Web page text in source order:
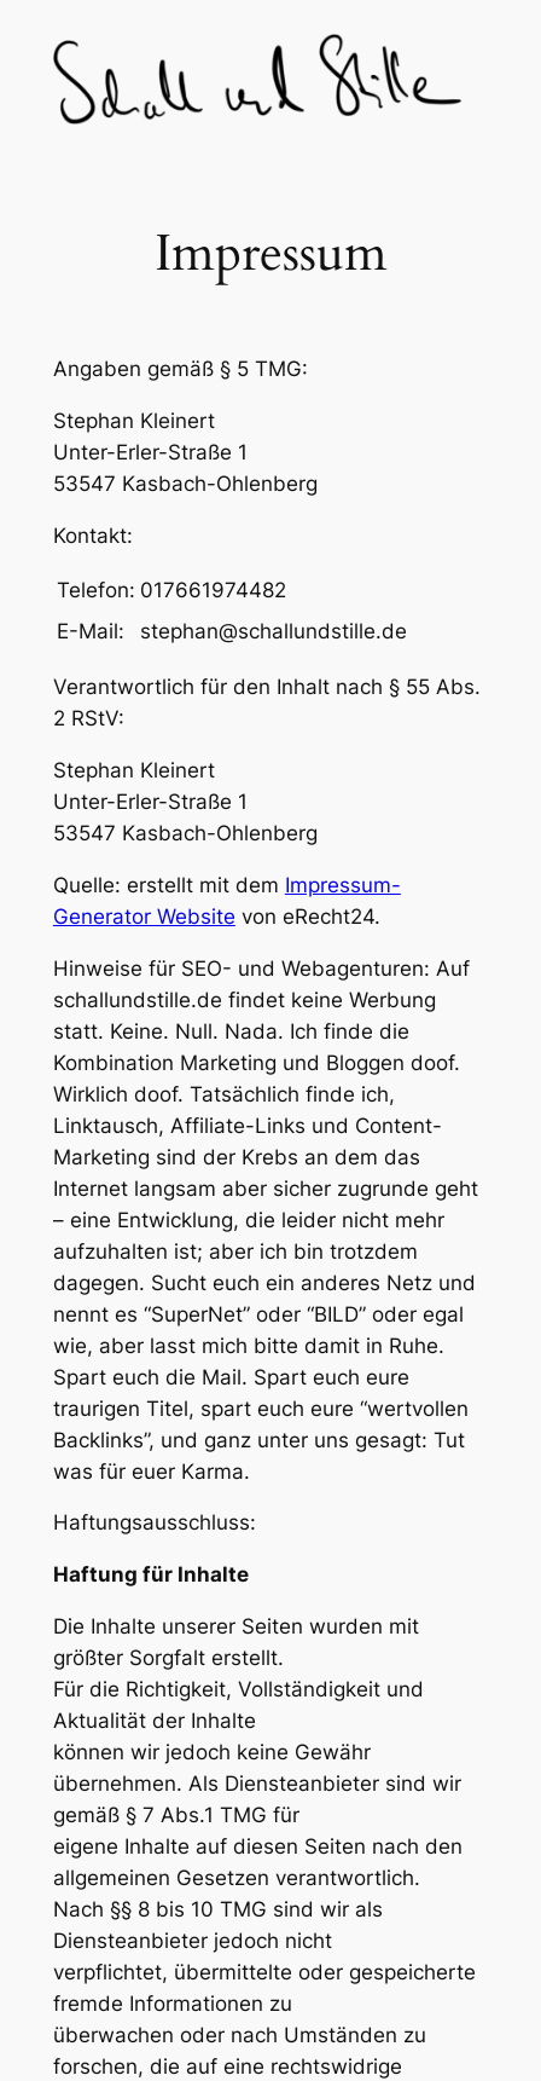
content
Impressum
Angaben gemäß § 5 TMG:
Stephan Kleinert
Unter-Erler-Straße 1
53547 Kasbach-Ohlenberg
Kontakt:
Telefon: 017661974482
E-Mail:
stephan@schallundstille.de
Verantwortlich für den Inhalt nach § 55 Abs.
2 RStV:
Stephan Kleinert
Unter-Erler-Straße 1
53547 Kasbach-Ohlenberg
Quelle: erstellt mit dem Impressum-
Generator Website von eRecht24.
Hinweise für SEO- und Webagenturen: Auf
schallundstille.de findet keine Werbung
statt. Keine. Null. Nada. Ich finde die
Kombination Marketing und Bloggen doof.
Wirklich doof. Tatsächlich finde ich,
Linktausch, Affiliate-Links und Content-
Marketing sind der Krebs an dem das
Internet langsam aber sicher zugrunde geht
– eine Entwicklung, die leider nicht mehr
aufzuhalten ist; aber ich bin trotzdem
dagegen. Sucht euch ein anderes Netz und
nennt es “SuperNet” oder “BILD” oder egal
wie, aber lasst mich bitte damit in Ruhe.
Spart euch die Mail. Spart euch eure
traurigen Titel, spart euch eure “wertvollen
Backlinks”, und ganz unter uns gesagt: Tut
was für euer Karma.
Haftungsausschluss:
Haftung für Inhalte
Die Inhalte unserer Seiten wurden mit
größter Sorgfalt erstellt.
Für die Richtigkeit, Vollständigkeit und
Aktualität der Inhalte
können wir jedoch keine Gewähr
übernehmen. Als Diensteanbieter sind wir
gemäß § 7 Abs.1 TMG für
eigene Inhalte auf diesen Seiten nach den
allgemeinen Gesetzen verantwortlich.
Nach §§ 8 bis 10 TMG sind wir als
Diensteanbieter jedoch nicht
verpflichtet, übermittelte oder gespeicherte
fremde Informationen zu
überwachen oder nach Umständen zu
forschen, die auf eine rechtswidrige